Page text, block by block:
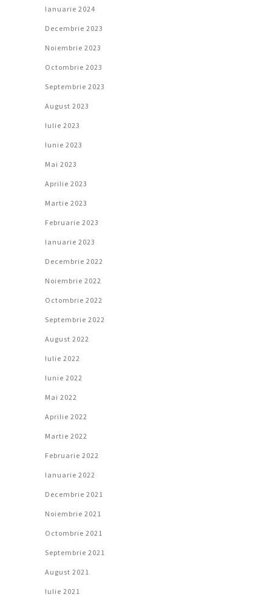
Ianuarie 2024
Decembrie 2023
Noiembrie 2023
Octombrie 2023
Septembrie 2023
August 2023
Iulie 2023
Iunie 2023
Mai 2023
Aprilie 2023
Martie 2023
Februarie 2023
Ianuarie 2023
Decembrie 2022
Noiembrie 2022
Octombrie 2022
Septembrie 2022
August 2022
Iulie 2022
Iunie 2022
Mai 2022
Aprilie 2022
Martie 2022
Februarie 2022
Ianuarie 2022
Decembrie 2021
Noiembrie 2021
Octombrie 2021
Septembrie 2021
August 2021
Iulie 2021